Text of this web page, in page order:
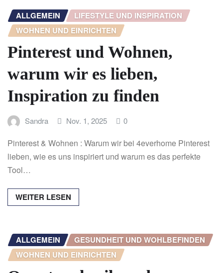
ALLGEMEIN
LIFESTYLE UND INSPIRATION
WOHNEN UND EINRICHTEN
Pinterest und Wohnen,
warum wir es lieben,
Inspiration zu finden
Sandra Nov. 1, 2025 0
Pinterest & Wohnen : Warum wir bei 4everhome Pinterest
lieben, wie es uns inspiriert und warum es das perfekte
Tool…
WEITER LESEN
ALLGEMEIN
GESUNDHEIT UND WOHLBEFINDEN
WOHNEN UND EINRICHTEN